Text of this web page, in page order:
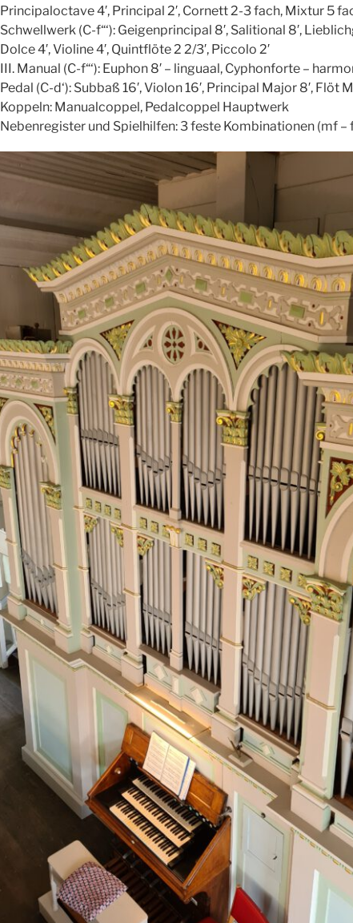
Principaloctave 4′, Principal 2′, Cornett 2-3 fach, Mixtur 5
Schwellwerk (C-f“‘): Geigenprincipal 8′, Salitional 8′,
Dolce 4′, Violine 4′, Quintflöte 2 2/3′, Piccolo 2′
III. Manual (C-f“‘): Euphon 8′ – linguaal, Cyphonforte –
Pedal (C-d‘): Subbaß 16′, Violon 16′, Principal Major 8′, Flöt
Koppeln: Manualcoppel, Pedalcoppel Hauptwerk
Nebenregister und Spielhilfen: 3 feste Kombinationen (mf –